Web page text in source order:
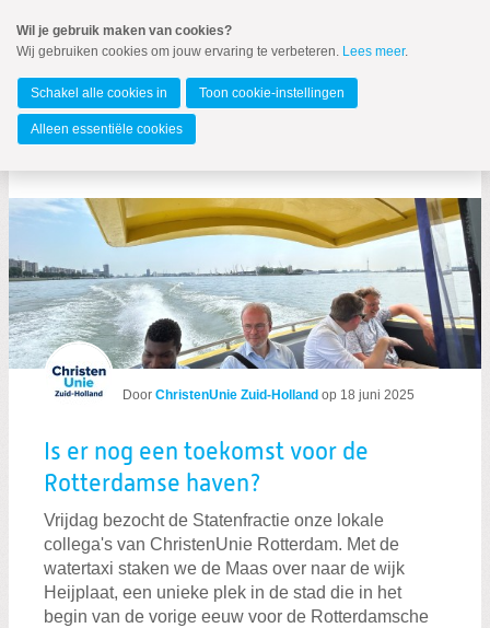
naar
Spring
de
inhoud
Spring
naar
Zuid-Holland
MENU
Nieuws
VIZIER 2022-3
Nieuwsbrief Vizier
Landelijk nieuws ChristenUnie
Zoeken:
Zoeken
Door ChristenUnie Zuid-Holland op 18 juni 2025
Is er nog een toekomst voor de
Rotterdamse haven?
Vrijdag bezocht de Statenfractie onze lokale
collega's van ChristenUnie Rotterdam. Met de
watertaxi staken we de Maas over naar de wijk
Heijplaat, een unieke plek in de stad die in het
begin van de vorige eeuw voor de Rotterdamsche
Wil je gebruik maken van cookies?
Wij gebruiken cookies om jouw ervaring te verbeteren. Lees meer.
Schakel alle cookies in Toon cookie-instellingen
Alleen essentiële cookies